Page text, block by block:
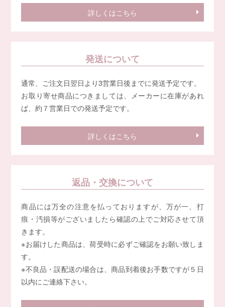
詳しくはこちら
発送について
通常、ご注文日翌日より3営業日後までに発送予定です。
お取り寄せ商品につきましては、メーカーに在庫があれ
ば、約７営業日での発送予定です。
詳しくはこちら
返品・交換について
商品には万全の注意を払っておりますが、万が一、打
痕・汚損等がございましたら確認の上でご対応させて頂
きます。
※お届けした商品は、荷受時に必ずご確認をお願い致しま
す。
※不良品・誤配送の場合は、商品到着後お手数ですが５日
以内にご連絡下さい。